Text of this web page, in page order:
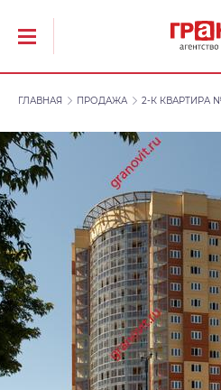
ГЛАВНАЯ ПРОДАЖА 2-К КВАРТИРА